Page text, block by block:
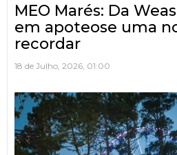
MEO Marés: Da
em apoteose uma
recordar
18 de Julho, 2026, 01:00